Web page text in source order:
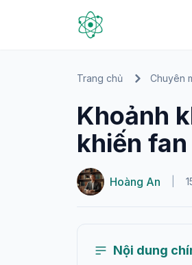
Trang chủ Chuyên
Khoảnh
khiến
Hoàng An
Nội dung